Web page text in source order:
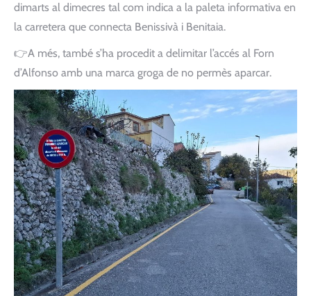
dimarts al dimecres tal com indica a la paleta informativa en
la carretera que connecta Benissivà i Benitaia.
👉A més, també s’ha procedit a delimitar l’accés al Forn
d’Alfonso amb una marca groga de no permès aparcar.